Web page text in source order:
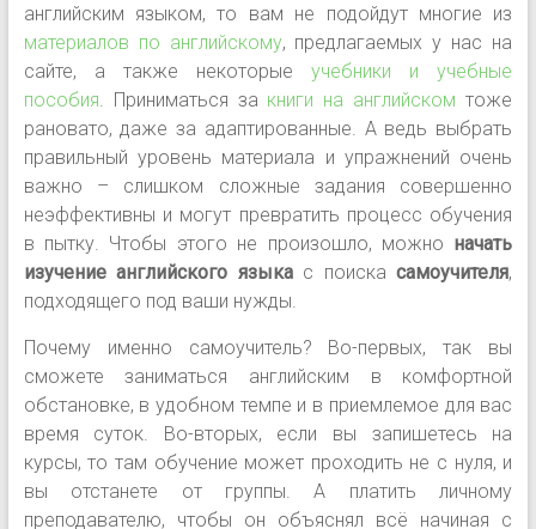
английским языком, то вам не подойдут многие из
материалов по английскому, предлагаемых у нас на
сайте, а также некоторыеучебники и учебные
пособия. Приниматься за книги на английском тоже
рановато, даже за адаптированные. А ведь выбрать
правильный уровень материала и упражнений очень
важно – слишком сложные задания совершенно
неэффективны и могут превратить процесс обучения
в пытку. Чтобы этого не произошло, можно начать
изучение английского языкас поискасамоучителя,
подходящего под ваши нужды.
Почему именно самоучитель? Во-первых, так вы
сможете заниматься английским в комфортной
обстановке, в удобном темпе и в приемлемое для вас
время суток. Во-вторых, если вы запишетесь на
курсы, то там обучение может проходить не с нуля, и
вы отстанете от группы. А платить личному
преподавателю, чтобы он объяснял всё начиная с